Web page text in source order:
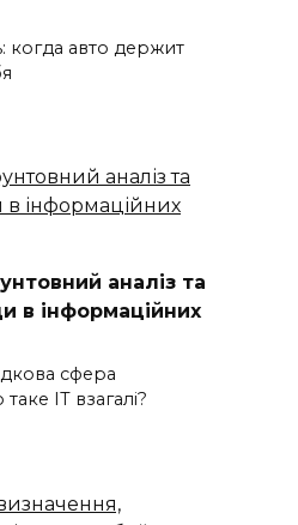
когда авто держит
аналіз та
в інформаційних
сфера
ІТ взагалі?